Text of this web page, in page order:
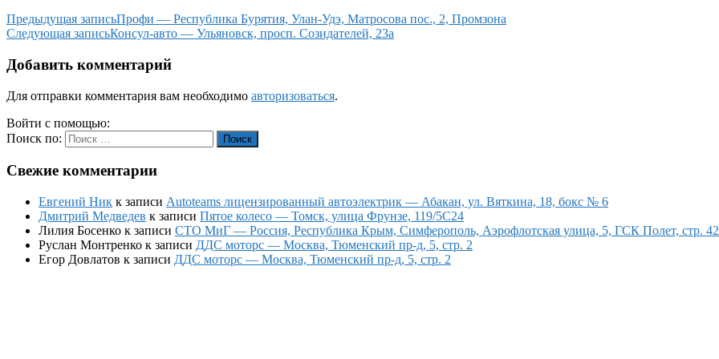
Предыдущая записьПрофи — Республика Бурятия, Улан-Удэ, Матросова пос., 2, Промзона
Следующая записьКонсул-авто — Ульяновск, просп. Созидателей, 23а
Добавить комментарий
Для отправки комментария вам необходимо авторизоваться.
Войти с помощью:
Поиск по:
Поиск
Свежие комментарии
Евгений Ник к записи Autoteams лицензированный автоэлектрик — Абакан, ул. Вяткина, 18, бокс № 6
Дмитрий Медведев к записи Пятое колесо — Томск, улица Фрунзе, 119/5С24
Лилия Босенко к записи СТО МиГ — Россия, Республика Крым, Симферополь, Аэрофлотская улица, 5, ГСК Полет, стр.
Руслан Монтренко к записи ДДС моторс — Москва, Тюменский пр-д, 5, стр. 2
Егор Довлатов к записи ДДС моторс — Москва, Тюменский пр-д, 5, стр. 2